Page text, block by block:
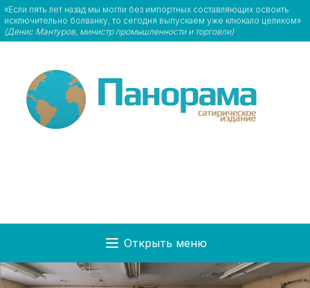
«Если пять лет назад мы могли без импортных составляющих освоить
исключительно болванку, то сегодня выпускаем уже клюкало целиком»
(Денис Мантуров, министр промышленности и торговли)
Открыть меню